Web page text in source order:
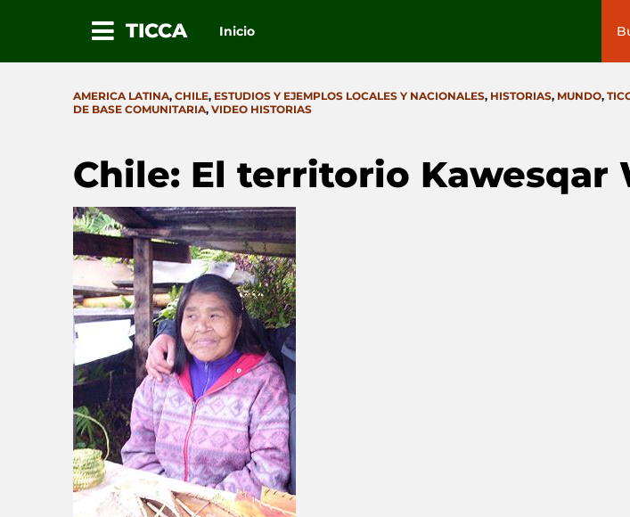
TICCA Inicio
CATEGORIES
AMERICA LATINA, CHILE, ESTUDIOS Y EJEMPLOS LOCALES Y NACIONALES, HISTORIAS, MUNDO,
DE BASE COMUNITARIA, VIDEO HISTORIAS
Chile: El territorio Kawesqar